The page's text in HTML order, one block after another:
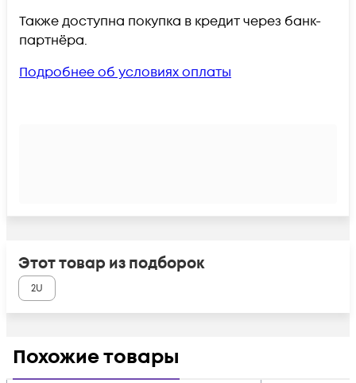
Также доступна покупка в кредит через банк-
партнёра.
Подробнее об условиях оплаты
Этот товар из подборок
2U
Похожие товары